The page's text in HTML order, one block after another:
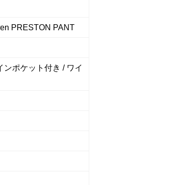
PRESTON PANT
ンポケット付き / ワイ